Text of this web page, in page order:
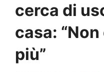
cerca di
casa:
più”